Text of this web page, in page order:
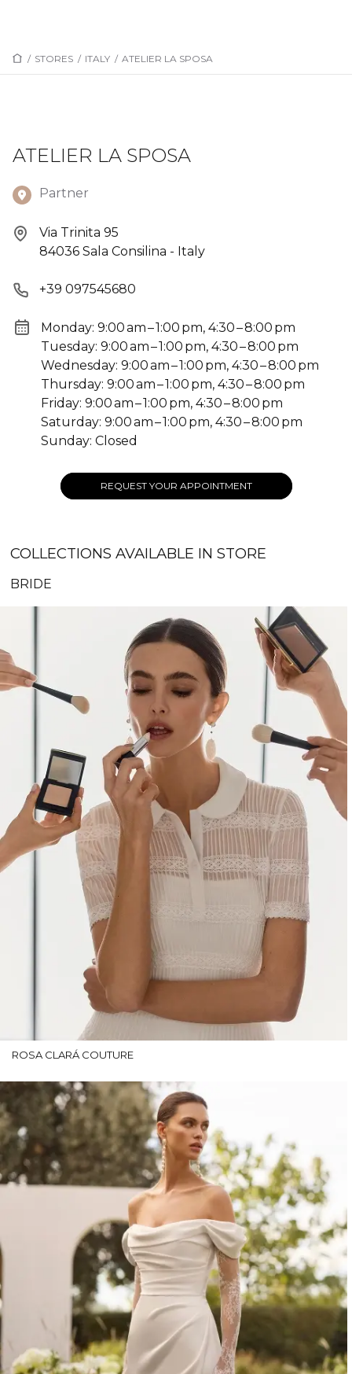
/ STORES / ITALY / ATELIER LA SPOSA
ATELIER LA SPOSA
Partner
Via Trinita 95
84036 Sala Consilina - Italy
+39 097545680
Monday: 9:00 am – 1:00 pm, 4:30 – 8:00 pm
Tuesday: 9:00 am – 1:00 pm, 4:30 – 8:00 pm
Wednesday: 9:00 am – 1:00 pm, 4:30 – 8:00 pm
Thursday: 9:00 am – 1:00 pm, 4:30 – 8:00 pm
Friday: 9:00 am – 1:00 pm, 4:30 – 8:00 pm
Saturday: 9:00 am – 1:00 pm, 4:30 – 8:00 pm
Sunday: Closed
REQUEST YOUR APPOINTMENT
COLLECTIONS AVAILABLE IN STORE
BRIDE
ROSA CLARÁ COUTURE